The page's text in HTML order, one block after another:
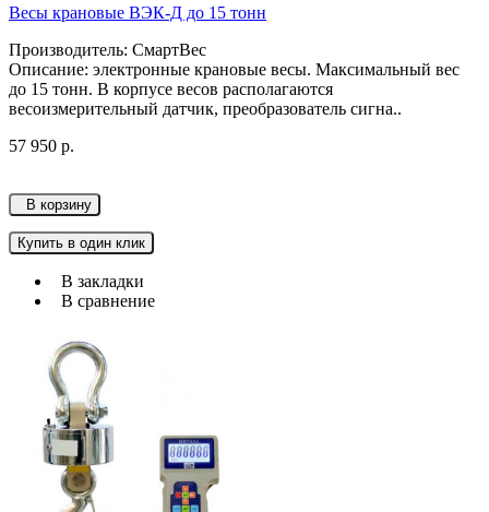
Весы крановые ВЭК-Д до 15 тонн
Производитель: СмартВес
Описание: электронные крановые весы. Максимальный вес
до 15 тонн. В корпусе весов располагаются
весоизмерительный датчик, преобразователь сигна..
57 950 р.
В корзину
Купить в один клик
В закладки
В сравнение